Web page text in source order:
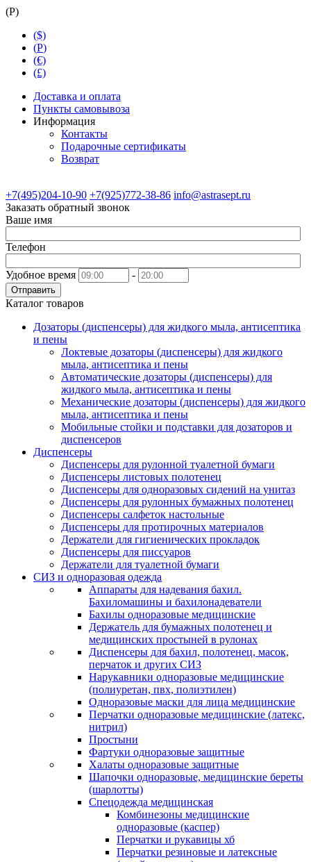
(Р)
($)
(Р)
(€)
(£)
Доставка и оплата
Пункты самовывоза
Информация
Контакты
Подарочные сертификаты
Возврат
+7(495)204-10-90 +7(925)772-38-86 info@astrasept.ru
Заказать обратный звонок
Ваше имя
Телефон
Удобное время -
Отправить
Каталог товаров
Дозаторы (диспенсеры) для жидкого мыла, антисептика
и пены
Локтевые дозаторы (диспенсеры) для жидкого
мыла, антисептика и пены
Автоматические дозаторы (диспенсеры) для
жидкого мыла, антисептика и пены
Механические дозаторы (диспенсеры) для жидкого
мыла, антисептика и пены
Мобильные стойки и подставки для дозаторов и
диспенсеров
Диспенсеры
Диспенсеры для рулонной туалетной бумаги
Диспенсеры листовых полотенец
Диспенсеры для одноразовых сидений на унитаз
Диспенсеры для рулонных бумажных полотенец
Диспенсеры салфеток настольные
Диспенсеры для протирочных материалов
Держатели для гигиенических прокладок
Диспенсеры для писсуаров
Держатели для туалетной бумаги
СИЗ и одноразовая одежда
Аппараты для надевания бахил.
Бахиломашины и бахилонадеватели
Бахилы одноразовые медицинские
Держатель для бумажных полотенец и
медицинских простыней в рулонах
Диспенсеры для бахил, полотенец, масок,
перчаток и других СИЗ
Нарукавники одноразовые медицинские
(полиуретан, пвх, полиэтилен)
Одноразовые маски для лица медицинские
Перчатки одноразовые медицинские (латекс,
нитрил)
Простыни
Фартуки одноразовые защитные
Халаты одноразовые защитные
Шапочки одноразовые, медицинские береты
(шарлотты)
Спецодежда медицинская
Комбинезоны медицинские
одноразовые (каспер)
Перчатки и рукавицы хб
Перчатки резиновые и латексные